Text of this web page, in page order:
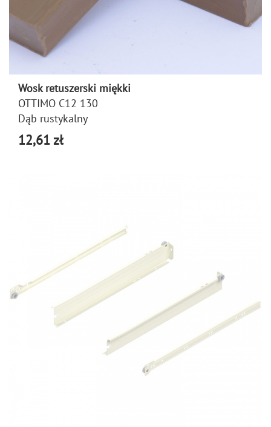
Wosk retuszerski miękki
OTTIMO C12 130
Dąb rustykalny
12,61 zł